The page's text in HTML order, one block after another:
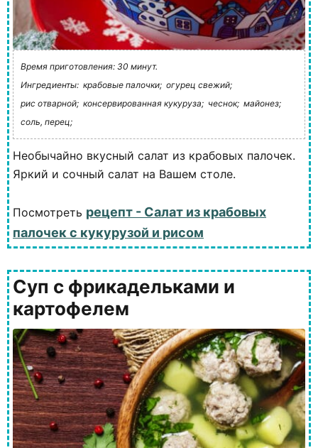
Время приготовления: 30 минут.
Ингредиенты: крабовые палочки; огурец свежий;
рис отварной; консервированная кукуруза; чеснок; майонез;
соль, перец;
Необычайно вкусный салат из крабовых палочек.
Яркий и сочный салат на Вашем столе.
Посмотреть рецепт - Салат из крабовых
палочек с кукурузой и рисом
Суп с фрикадельками и
картофелем